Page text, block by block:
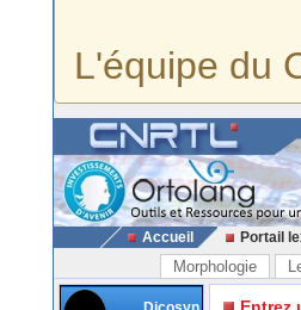
L'équipe du
Accueil Portail
Morphologie